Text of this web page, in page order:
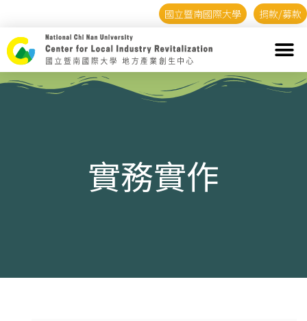
國立暨南國際大學 捐款/募款
實務實作